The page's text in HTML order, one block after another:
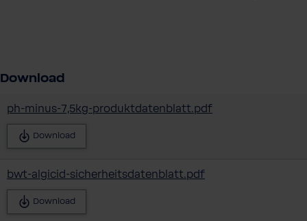
Download
ph-minus-7,5kg-produktdatenblatt.pdf
Download
bwt-algicid-sicherheitsdatenblatt.pdf
Download